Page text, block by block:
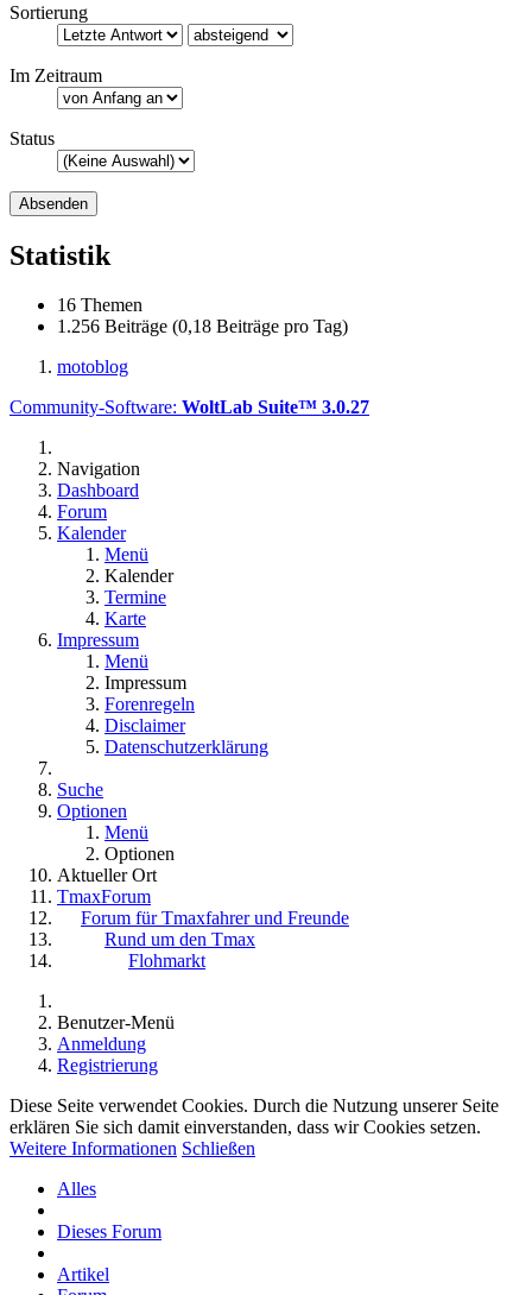
Sortierung
Im Zeitraum
Status
Statistik
16 Themen
1.256 Beiträge (0,18 Beiträge pro Tag)
motoblog
Community-Software: WoltLab Suite™ 3.0.27
Navigation
Dashboard
Forum
Kalender
Menü
Kalender
Termine
Karte
Impressum
Menü
Impressum
Forenregeln
Disclaimer
Datenschutzerklärung
Suche
Optionen
Menü
Optionen
Aktueller Ort
TmaxForum
Forum für Tmaxfahrer und Freunde
Rund um den Tmax
Flohmarkt
Benutzer-Menü
Anmeldung
Registrierung
Diese Seite verwendet Cookies. Durch die Nutzung unserer Seite
erklären Sie sich damit einverstanden, dass wir Cookies setzen.
Weitere Informationen Schließen
Alles
Dieses Forum
Artikel